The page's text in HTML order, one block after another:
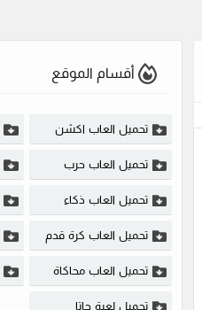
أقسام الموقع
تحميل العاب اكشن
تحميل العاب حرب
تحميل العاب ذكاء
تحميل العاب كرة قدم
تحميل العاب محاكاة
تحميل لعبة جاتا